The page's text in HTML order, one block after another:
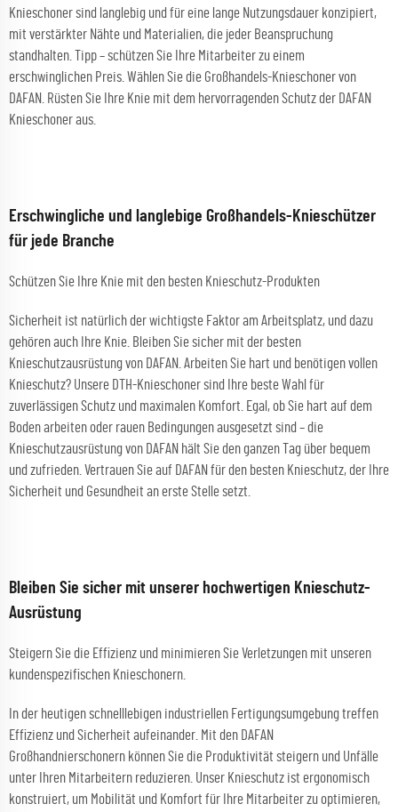
Knieschoner sind langlebig und für eine lange Nutzungsdauer konzipiert,
mit verstärkter Nähte und Materialien, die jeder Beanspruchung
standhalten. Tipp – schützen Sie Ihre Mitarbeiter zu einem
erschwinglichen Preis. Wählen Sie die Großhandels-Knieschoner von
DAFAN. Rüsten Sie Ihre Knie mit dem hervorragenden Schutz der DAFAN
Knieschoner aus.
Erschwingliche und langlebige Großhandels-Knieschützer
für jede Branche
Schützen Sie Ihre Knie mit den besten Knieschutz-Produkten
Sicherheit ist natürlich der wichtigste Faktor am Arbeitsplatz, und dazu
gehören auch Ihre Knie. Bleiben Sie sicher mit der besten
Knieschutzausrüstung von DAFAN. Arbeiten Sie hart und benötigen vollen
Knieschutz? Unsere DTH-Knieschoner sind Ihre beste Wahl für
zuverlässigen Schutz und maximalen Komfort. Egal, ob Sie hart auf dem
Boden arbeiten oder rauen Bedingungen ausgesetzt sind – die
Knieschutzausrüstung von DAFAN hält Sie den ganzen Tag über bequem
und zufrieden. Vertrauen Sie auf DAFAN für den besten Knieschutz, der Ihre
Sicherheit und Gesundheit an erste Stelle setzt.
Bleiben Sie sicher mit unserer hochwertigen Knieschutz-
Ausrüstung
Steigern Sie die Effizienz und minimieren Sie Verletzungen mit unseren
kundenspezifischen Knieschonern.
In der heutigen schnelllebigen industriellen Fertigungsumgebung treffen
Effizienz und Sicherheit aufeinander. Mit den DAFAN
Großhandnierschonern können Sie die Produktivität steigern und Unfälle
unter Ihren Mitarbeitern reduzieren. Unser Knieschutz ist ergonomisch
konstruiert, um Mobilität und Komfort für Ihre Mitarbeiter zu optimieren,